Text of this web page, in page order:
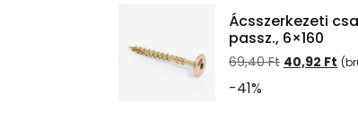
Ácsszerkezeti
passz., 6×160
69,40Ft Original
40,92 Ft
-41%